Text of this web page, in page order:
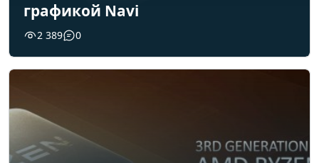
графикой Navi
2 389 0